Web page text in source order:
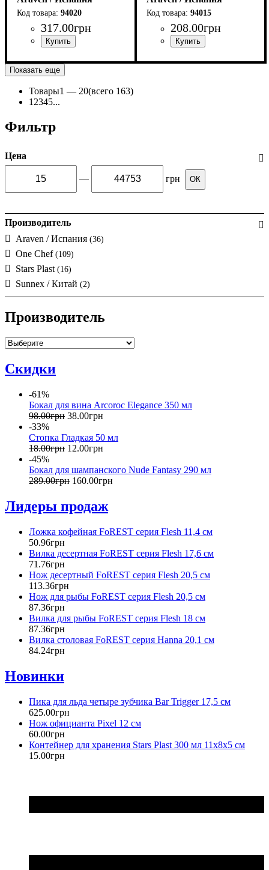
94020
317.00грн
94015
208.00грн
Показать еще
Товары1 — 20(всего 163)
1 2345...
Фильтр
Цена
— грн ОК
Производитель
Araven / Испания (36)
One Chef (109)
Stars Plast (16)
Sunnex / Китай (2)
Производитель
Скидки
-61%
Бокал для вина Arcoroc Elegance 350 мл
98.00грн 38.00грн
-33%
Стопка Гладкая 50 мл
18.00грн 12.00грн
-45%
Бокал для шампанского Nude Fantasy 290 мл
289.00грн 160.00грн
Лидеры продаж
Ложка кофейная FoREST серия Flesh 11,4 см
50.96грн
Вилка десертная FoREST серия Flesh 17,6 см
71 .76грн
Нож десертный FoREST серия Flesh 20,5 см
113.36грн
Нож для рыбы FoREST серия Flesh 20,5 см
87.36грн
Вилка для рыбы FoREST серия Flesh 18 см
87.36грн
Вилка столовая FoREST серия Hanna 20,1 см
84.24грн
Новинки
Пика для льда четыре зубчика Bar Trigger 17,5 см
625.00грн
Нож официанта Pixel 12 см
60.00грн
Контейнер для хранения Stars Plast 300 мл 11х8х5 см
15.00грн